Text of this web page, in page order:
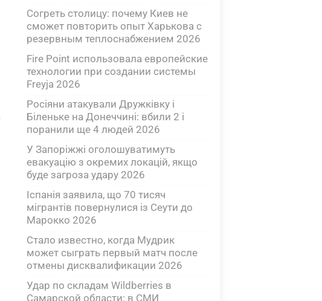
Согреть столицу: почему Киев не
сможет повторить опыт Харькова с
резервным теплоснабжением 2026
Fire Point использовала европейские
технологии при создании системы
Freyja 2026
Росіяни атакували Дружківку і
Біленьке на Донеччині: вбили 2 і
поранили ще 4 людей 2026
У Запоріжжі оголошуватимуть
евакуацію з окремих локацій, якщо
буде загроза удару 2026
Іспанія заявила, що 70 тисяч
мігрантів повернулися із Сеути до
Марокко 2026
Стало известно, когда Мудрик
может сыграть первый матч после
отмены дисквалификации 2026
Удар по складам Wildberries в
Самарской области: в СМИ